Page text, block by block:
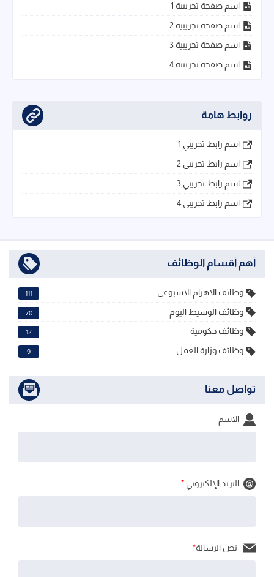
اسم صفحة تجريبية 1
اسم صفحة تجريبية 2
اسم صفحة تجريبية 3
اسم صفحة تجريبية 4
روابط هامة
اسم رابط تجريبي 1
اسم رابط تجريبي 2
اسم رابط تجريبي 3
اسم رابط تجريبي 4
أهم أقسام الوظائف
وظائف الاهرام الاسبوعى 111
وظائف الوسيط اليوم 70
وظائف حكومية 12
وظائف وزارة العمل 9
تواصل معنا
الاسم
البريد الإلكتروني *
نص الرسالة*